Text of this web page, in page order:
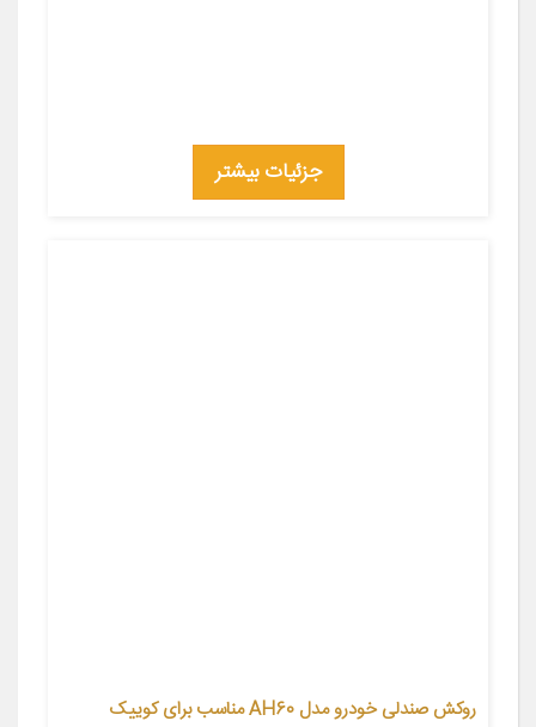
جزئیات بیشتر
روکش صندلی خودرو مدل AH60 مناسب برای کوییک